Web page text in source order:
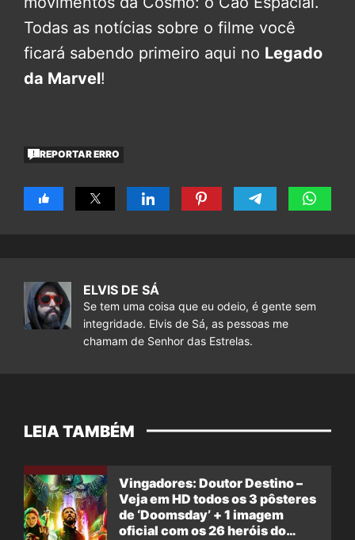
Todas as notícias sobre o filme você
ficará sabendo primeiro aqui no Legado
da Marvel!
REPORTAR ERRO
ELVIS DE SÁ
Se tem uma coisa que eu odeio, é gente sem
integridade. Elvis de Sá, as pessoas me
chamam de Senhor das Estrelas.
LEIA TAMBÉM
Vingadores: Doutor Destino –
Veja em HD todos os 3 pôsteres
de ‘Doomsday’ + 1 imagem
oficial com os 26 heróis do